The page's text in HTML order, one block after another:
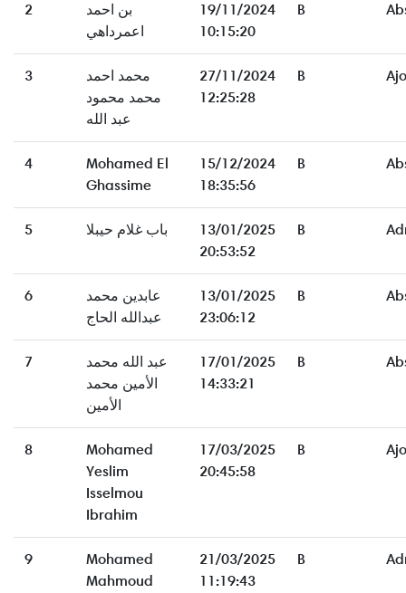
2
بن احمد
اعمرداهي
19/11/2024
10:15:20
B
3
محمد احمد
محمد محمود
عبد الله
27/11/2024
12:25:28
B
4
Mohamed El
Ghassime
15/12/2024
18:35:56
B
5 باب غلام حيبلا
13/01/2025
20:53:52
B
6
عابدين محمد
عبدالله الحاج
13/01/2025
23:06:12
B
7
عبد الله محمد
الأمين محمد
الأمين
17/01/2025
14:33:21
B
8
Mohamed
Yeslim
Isselmou
Ibrahim
17/03/2025
20:45:58
B
9
Mohamed
Mahmoud
21/03/2025
11:19:43
B